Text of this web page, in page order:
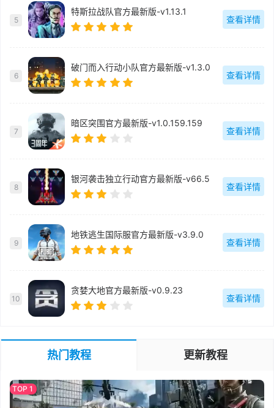
5
特斯拉战队官方最新版-v1.13.1
查看详情
6
破门而入行动小队官方最新版-v1.3.0
查看详情
7
暗区突围官方最新版-v1.0.159.159
查看详情
8
银河袭击独立行动官方最新版-v66.5
查看详情
9
地铁逃生国际服官方最新版-v3.9.0
查看详情
10
贪婪大地官方最新版-v0.9.23
查看详情
热门教程 更新教程